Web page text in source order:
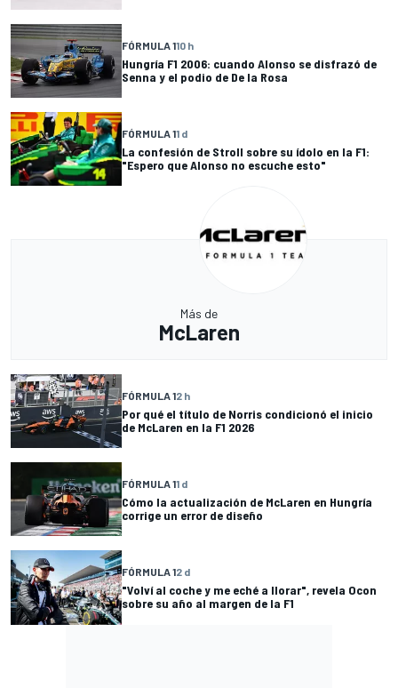
FÓRMULA 110 h
Hungría F1 2006: cuando Alonso se disfrazó de
Senna y el podio de De la Rosa
FÓRMULA 11 d
La confesión de Stroll sobre su ídolo en la F1:
"Espero que Alonso no escuche esto"
Más de
McLaren
FÓRMULA 12 h
Por qué el título de Norris condicionó el inicio
de McLaren en la F1 2026
FÓRMULA 11 d
Cómo la actualización de McLaren en Hungría
corrige un error de diseño
FÓRMULA 12 d
"Volví al coche y me eché a llorar", revela Ocon
sobre su año al margen de la F1